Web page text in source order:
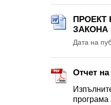
ПРОЕКТ
ЗАКОНА
Дата на
Oтчет
програма